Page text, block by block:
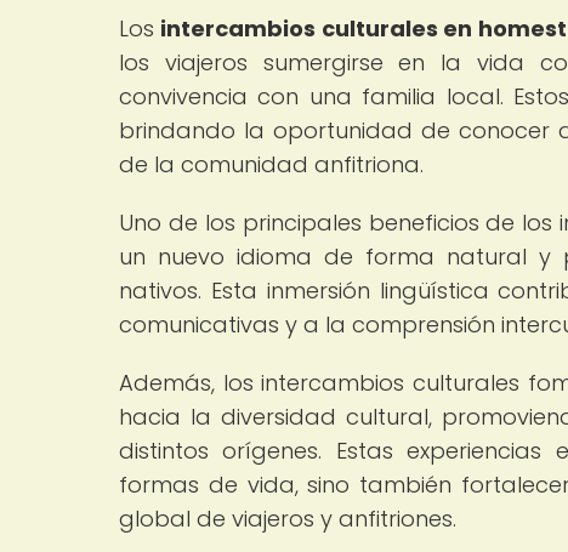
Los intercambios culturales en
los viajeros sumergirse en la vida
convivencia con una familia local.
brindando la oportunidad de conocer
de la comunidad anfitriona.
Uno de los principales beneficios de
un nuevo idioma de forma natural y
nativos. Esta inmersión lingüística
comunicativas y a la comprensión
Además, los intercambios culturales
hacia la diversidad cultural,
distintos orígenes. Estas
formas de vida, sino también
global de viajeros y anfitriones.